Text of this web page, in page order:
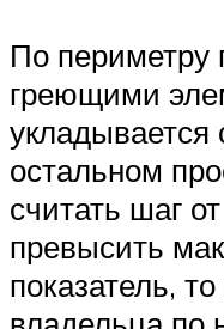
По периметру
греющими
остальном
считать шаг
превысить
показатель,